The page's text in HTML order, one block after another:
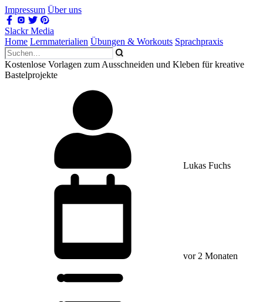
Impressum Über uns
Slackr Media
Home Lernmaterialien Übungen & Workouts Sprachpraxis
Kostenlose Vorlagen zum Ausschneiden und Kleben für kreative
Bastelprojekte
Lukas Fuchs
vor 2 Monaten